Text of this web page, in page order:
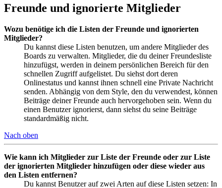
Freunde und ignorierte Mitglieder
Wozu benötige ich die Listen der Freunde und ignorierten
Mitglieder?
Du kannst diese Listen benutzen, um andere Mitglieder des
Boards zu verwalten. Mitglieder, die du deiner Freundesliste
hinzufügst, werden in deinem persönlichen Bereich für den
schnellen Zugriff aufgelistet. Du siehst dort deren
Onlinestatus und kannst ihnen schnell eine Private Nachricht
senden. Abhängig von dem Style, den du verwendest, können
Beiträge deiner Freunde auch hervorgehoben sein. Wenn du
einen Benutzer ignorierst, dann siehst du seine Beiträge
standardmäßig nicht.
Nach oben
Wie kann ich Mitglieder zur Liste der Freunde oder zur Liste
der ignorierten Mitglieder hinzufügen oder diese wieder aus
den Listen entfernen?
Du kannst Benutzer auf zwei Arten auf diese Listen setzen: In